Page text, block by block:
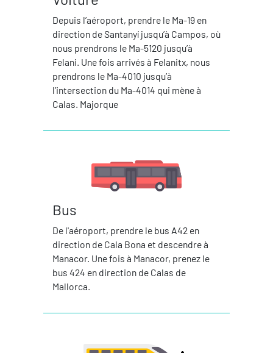
Depuis l’aéroport, prendre le Ma-19 en
direction de Santanyí jusqu’à Campos, où
nous prendrons le Ma-5120 jusqu’à
Felani. Une fois arrivés à Felanitx, nous
prendrons le Ma-4010 jusqu’à
l’intersection du Ma-4014 qui mène à
Calas. Majorque
Bus
De l'aéroport, prendre le bus A42 en
direction de Cala Bona et descendre à
Manacor. Une fois à Manacor, prenez le
bus 424 en direction de Calas de
Mallorca.